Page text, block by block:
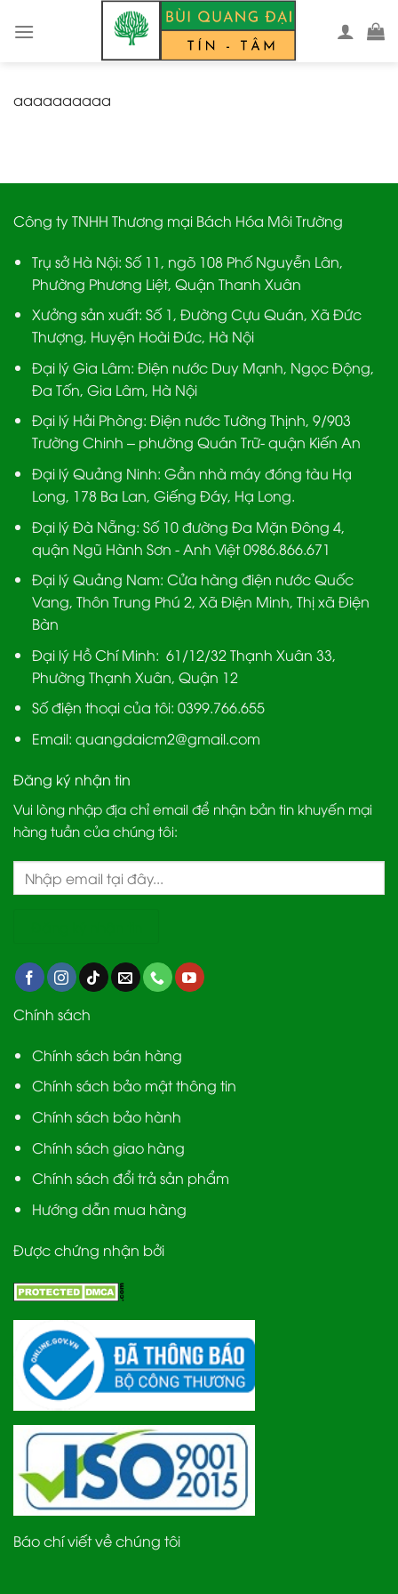
aaaaaaaaaa
Công ty TNHH Thương mại Bách Hóa Môi Trường
Trụ sở Hà Nội: Số 11, ngõ 108 Phố Nguyễn Lân,
Phường Phương Liệt, Quận Thanh Xuân
Xưởng sản xuất: Số 1, Đường Cựu Quán, Xã Đức
Thượng, Huyện Hoài Đức, Hà Nội
Đại lý Gia Lâm: Điện nước Duy Mạnh, Ngọc Động,
Đa Tốn, Gia Lâm, Hà Nội
Đại lý Hải Phòng: Điện nước Tường Thịnh, 9/903
Trường Chinh – phường Quán Trữ- quận Kiến An
Đại lý Quảng Ninh: Gần nhà máy đóng tàu Hạ
Long, 178 Ba Lan, Giếng Đáy, Hạ Long.
Đại lý Đà Nẵng: Số 10 đường Đa Mặn Đông 4,
quận Ngũ Hành Sơn - Anh Việt 0986.866.671
Đại lý Quảng Nam: Cửa hàng điện nước Quốc
Vang, Thôn Trung Phú 2, Xã Điện Minh, Thị xã Điện
Bàn
Đại lý Hồ Chí Minh: 61/12/32 Thạnh Xuân 33,
Phường Thạnh Xuân, Quận 12
Số điện thoại của tôi: 0399.766.655
Email: quangdaicm2@gmail.com
Đăng ký nhận tin
Vui lòng nhập địa chỉ email để nhận bản tin khuyến mại
hàng tuần của chúng tôi:
Chính sách
Chính sách bán hàng
Chính sách bảo mật thông tin
Chính sách bảo hành
Chính sách giao hàng
Chính sách đổi trả sản phẩm
Hướng dẫn mua hàng
Được chứng nhận bởi
Báo chí viết về chúng tôi